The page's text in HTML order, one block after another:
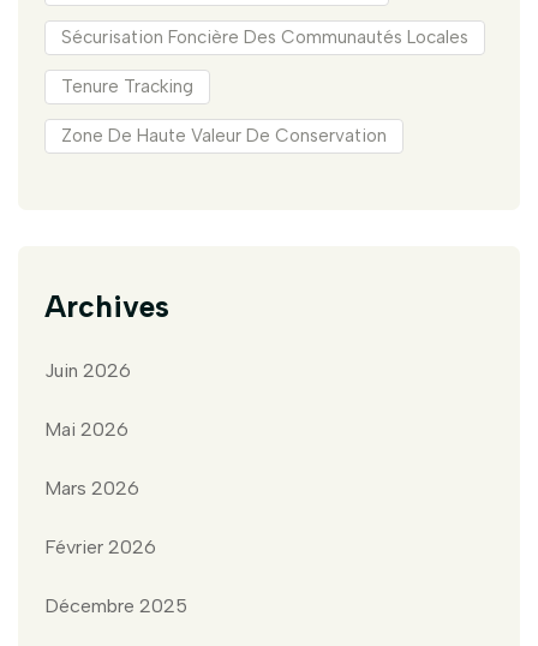
Sécurisation Foncière Des Communautés Locales
Tenure Tracking
Zone De Haute Valeur De Conservation
Archives
Juin 2026
Mai 2026
Mars 2026
Février 2026
Décembre 2025